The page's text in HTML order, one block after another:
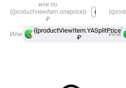
или по
{{productviewitem.oneprice}}
₽
Или
{{productViewItem.YASplitPrice}}
₽
Или